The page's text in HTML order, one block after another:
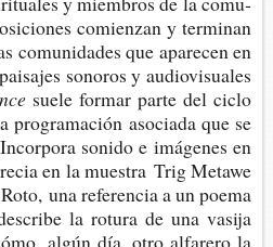
comien­zan y ter­mi­nan
comu­ni­da­des que apa­re­cen en
sono­ros y audio­vi­sua­les
suele for­mar parte del ciclo
pro­gra­ma­ción aso­cia­da que se
soni­do e imá­ge­nes en
en la mues­tra Trig Meta­we
una refe­ren­cia a un poema
la rotu­ra de una vasi­ja